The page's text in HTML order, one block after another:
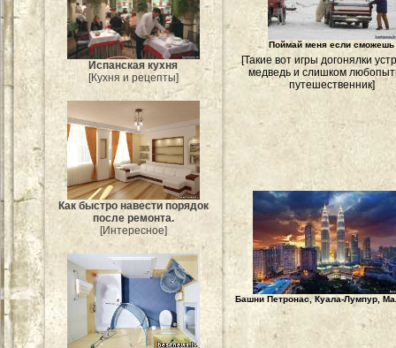
Испанская кухня
[Кухня и рецепты]
Как быстро навести порядок
после ремонта.
[Интересное]
Поймай меня если сможешь
[Такие вот игры догонялки
медведь и слишком
путешественник]
Башни Петронас, Куала-Лумпур,